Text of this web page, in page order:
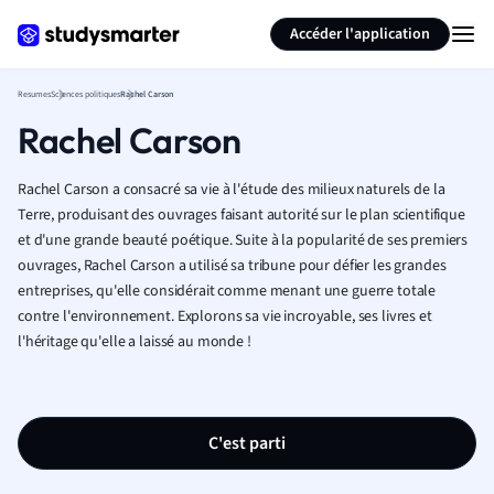
Accéder l'application
ResumesSciences politiquesRachel Carson
Rachel Carson
Rachel Carson a consacré sa vie à l'étude des milieux naturels de la
Terre, produisant des ouvrages faisant autorité sur le plan scientifique
et d'une grande beauté poétique. Suite à la popularité de ses premiers
ouvrages, Rachel Carson a utilisé sa tribune pour défier les grandes
entreprises, qu'elle considérait comme menant une guerre totale
contre l'environnement. Explorons sa vie incroyable, ses livres et
l'héritage qu'elle a laissé au monde !
C'est parti
Résumer la page